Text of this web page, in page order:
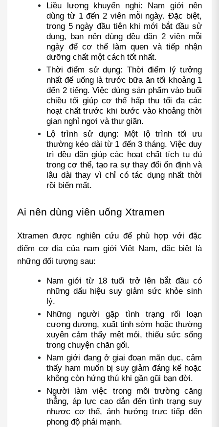
Liều lượng khuyến nghị: Nam giới nên
dùng từ 1 đến 2 viên mỗi ngày. Đặc biệt,
trong 5 ngày đầu tiên khi mới bắt đầu sử
dụng, bạn nên dùng đều đặn 2 viên mỗi
ngày để cơ thể làm quen và tiếp nhận
dưỡng chất một cách tốt nhất.
Thời điểm sử dụng: Thời điểm lý tưởng
nhất để uống là trước bữa ăn tối khoảng 1
đến 2 tiếng. Việc dùng sản phẩm vào buổi
chiều tối giúp cơ thể hấp thụ tối đa các
hoạt chất trước khi bước vào khoảng thời
gian nghỉ ngơi và thư giãn.
Lộ trình sử dụng: Một lộ trình tối ưu
thường kéo dài từ 1 đến 3 tháng. Việc duy
trì đều đặn giúp các hoạt chất tích tụ đủ
trong cơ thể, tạo ra sự thay đổi ổn định và
lâu dài thay vì chỉ có tác dụng nhất thời
rồi biến mất.
Ai nên dùng viên uống Xtramen
Xtramen được nghiên cứu để phù hợp với đặc
điểm cơ địa của nam giới Việt Nam, đặc biệt là
những đối tượng sau:
Nam giới từ 18 tuổi trở lên bắt đầu có
những dấu hiệu suy giảm sức khỏe sinh
lý.
Những người gặp tình trạng rối loạn
cương dương, xuất tinh sớm hoặc thường
xuyên cảm thấy mệt mỏi, thiếu sức sống
trong chuyện chăn gối.
Nam giới đang ở giai đoạn mãn dục, cảm
thấy ham muốn bị suy giảm đáng kể hoặc
không còn hứng thú khi gần gũi bạn đời.
Người làm việc trong môi trường căng
thẳng, áp lực cao dẫn đến tình trạng suy
nhược cơ thể, ảnh hưởng trực tiếp đến
phong độ phái mạnh.